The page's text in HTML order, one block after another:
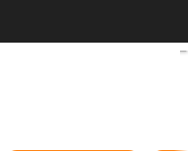
aprueba el proyecto